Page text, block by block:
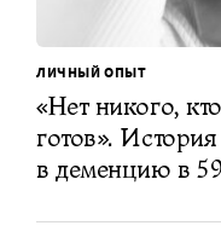
ЛИЧНЫЙ ОПЫТ
«Нет никого,
готов».
в деменцию в